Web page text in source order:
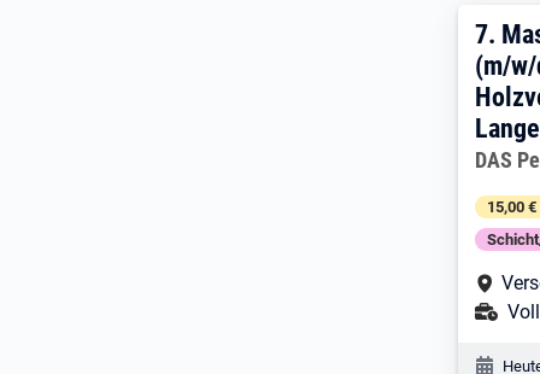
7.
7.
(m/
DAS
15,00